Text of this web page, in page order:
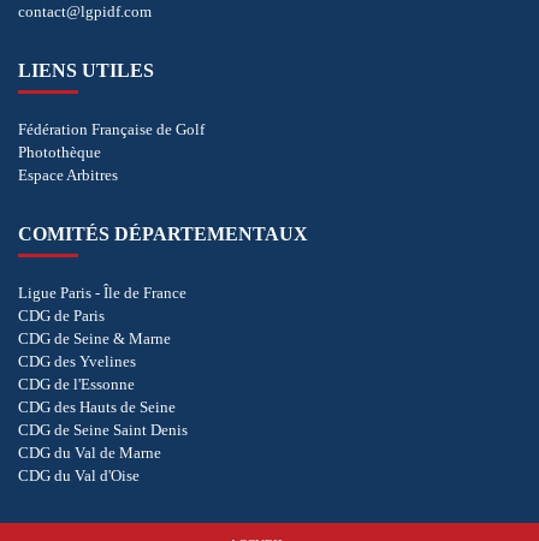
contact@lgpidf.com
LIENS UTILES
Fédération Française de Golf
Photothèque
Espace Arbitres
COMITÉS DÉPARTEMENTAUX
Ligue Paris - Île de France
CDG de Paris
CDG de Seine & Marne
CDG des Yvelines
CDG de l'Essonne
CDG des Hauts de Seine
CDG de Seine Saint Denis
CDG du Val de Marne
CDG du Val d'Oise